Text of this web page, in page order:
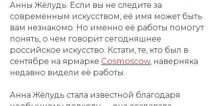
Анны Жёлудь. Если вы не следите за
современным искусством, её имя может быть
вам незнакомо. Но именно её работы помогут
понять, о чём говорит сегодняшнее
российское искусство. Кстати, те, кто был в
сентябре на ярмарке Cosmoscow, наверняка
недавно видели её работы.
Анна Жёлудь стала известной благодаря